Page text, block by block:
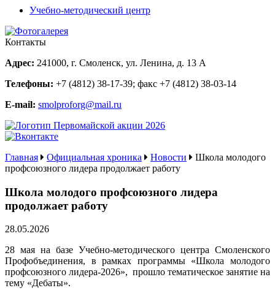
Учебно-методический центр
Контакты
Адрес: 241000, г. Смоленск, ул. Ленина, д. 13 А
Телефоны: +7 (4812) 38-17-39; факс +7 (4812) 38-03-14
E-mail: smolproforg@mail.ru
Главная Официальная хроника Новости
Школа молодого
профсоюзного лидера продолжает работу
Школа молодого профсоюзного лидера
продолжает работу
28.05.2026
28 мая на базе Учебно‑методического центра Смоленского
Профобъединения, в рамках программы «Школа молодого
профсоюзного лидера-2026», прошло тематическое занятие на
тему «Дебаты».